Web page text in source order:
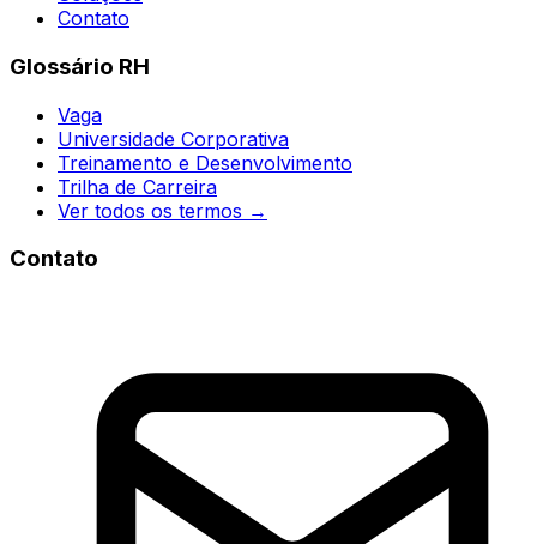
Contato
Glossário RH
Vaga
Universidade Corporativa
Treinamento e Desenvolvimento
Trilha de Carreira
Ver todos os termos →
Contato